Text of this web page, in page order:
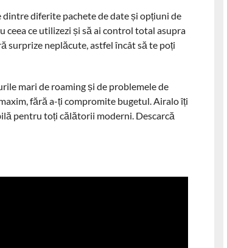
diferite pachete de date și opțiuni de
ce utilizezi și să ai control total asupra
surprize neplăcute, astfel încât să te poți
mari de roaming și de problemele de
fără a-ți compromite bugetul. Airalo îți
pentru toți călătorii moderni. Descarcă